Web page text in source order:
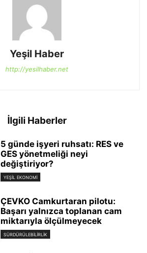
Yeşil Haber
http://yesilhaber.net
İlgili Haberler
5 günde işyeri ruhsatı: RES ve
GES yönetmeliği neyi
değiştiriyor?
YEŞIL EKONOMI
ÇEVKO Camkurtaran pilotu:
Başarı yalnızca toplanan cam
miktarıyla ölçülmeyecek
SÜRDÜRÜLEBILIRLIK